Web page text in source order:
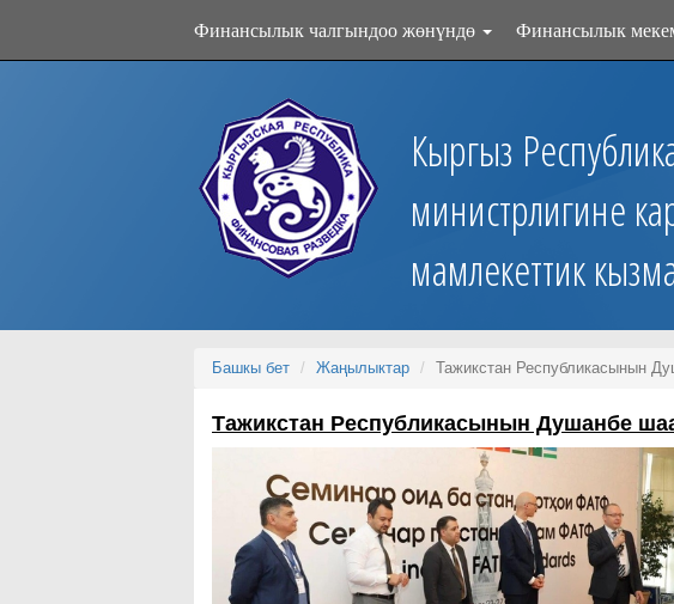
Финансылык чалгындоо жөнүндө Финансылык
Кыргыз
министрлигине
мамлекеттик
Башкы бет Жаңылыктар Тажикстан Республикасынын
Тажикстан Республикасынын Душанбе